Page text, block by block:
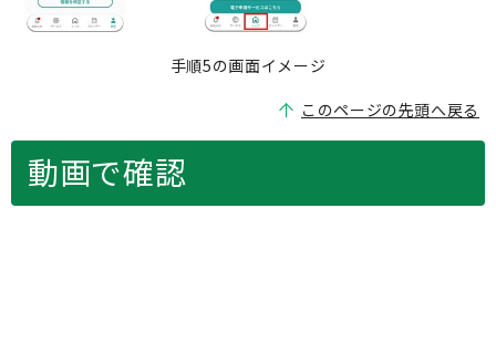
手順5の画面イメージ
このページの先頭へ戻る
動画で確認